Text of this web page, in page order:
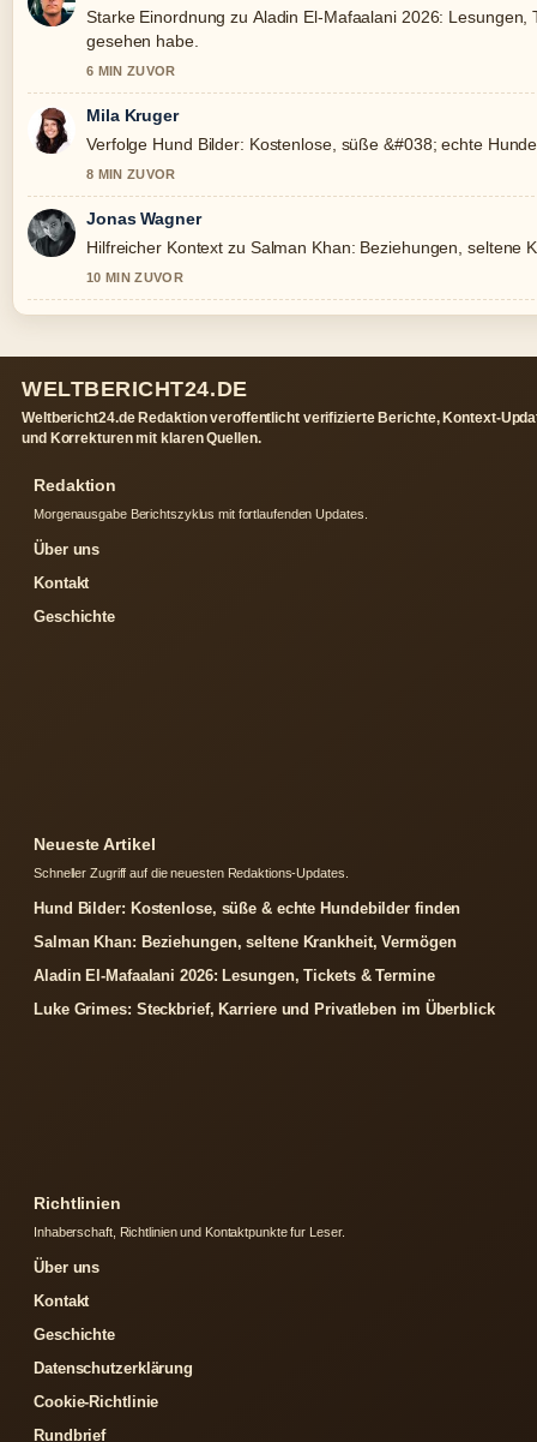
Starke Einordnung zu Aladin El-Mafaalani 2026:
gesehen habe.
6 MIN ZUVOR
Mila Kruger
Verfolge Hund Bilder: Kostenlose, süße &#038; echte
8 MIN ZUVOR
Jonas Wagner
Hilfreicher Kontext zu Salman Khan: Beziehungen, seltene
10 MIN ZUVOR
WELTBERICHT24.DE
Weltbericht24.de Redaktion veroffentlicht verifizierte Berichte, Kontext-
und Korrekturen mit klaren Quellen.
Redaktion
Morgenausgabe Berichtszyklus mit fortlaufenden Updates.
Über uns
Kontakt
Geschichte
Neueste Artikel
Schneller Zugriff auf die neuesten Redaktions-Updates.
Hund Bilder: Kostenlose, süße & echte Hundebilder finden
Salman Khan: Beziehungen, seltene Krankheit, Vermögen
Aladin El-Mafaalani 2026: Lesungen, Tickets & Termine
Luke Grimes: Steckbrief, Karriere und Privatleben im Überblick
Richtlinien
Inhaberschaft, Richtlinien und Kontaktpunkte fur Leser.
Über uns
Kontakt
Geschichte
Datenschutzerklärung
Cookie-Richtlinie
Rundbrief